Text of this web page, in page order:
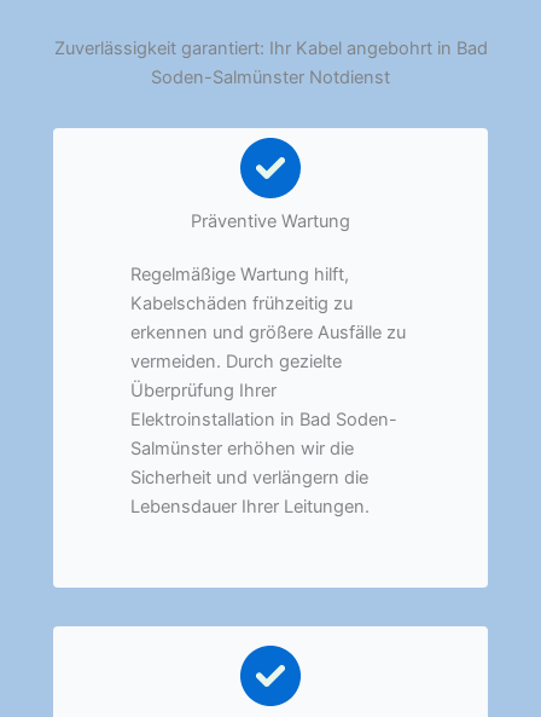
Zuverlässigkeit garantiert: Ihr Kabel angebohrt in Bad
Soden-Salmünster Notdienst
Präventive Wartung
Regelmäßige Wartung hilft,
Kabelschäden frühzeitig zu
erkennen und größere Ausfälle zu
vermeiden. Durch gezielte
Überprüfung Ihrer
Elektroinstallation in Bad Soden-
Salmünster erhöhen wir die
Sicherheit und verlängern die
Lebensdauer Ihrer Leitungen.